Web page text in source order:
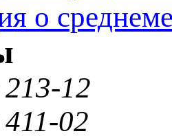
о
213-12
411-02